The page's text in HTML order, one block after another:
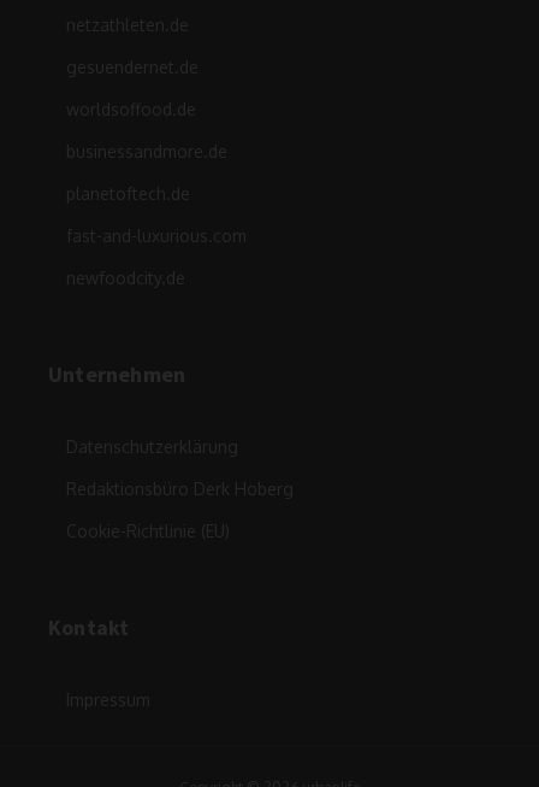
netzathleten.de
gesuendernet.de
worldsoffood.de
businessandmore.de
planetoftech.de
fast-and-luxurious.com
newfoodcity.de
Unternehmen
Datenschutzerklärung
Redaktionsbüro Derk Hoberg
Cookie-Richtlinie (EU)
Kontakt
Impressum